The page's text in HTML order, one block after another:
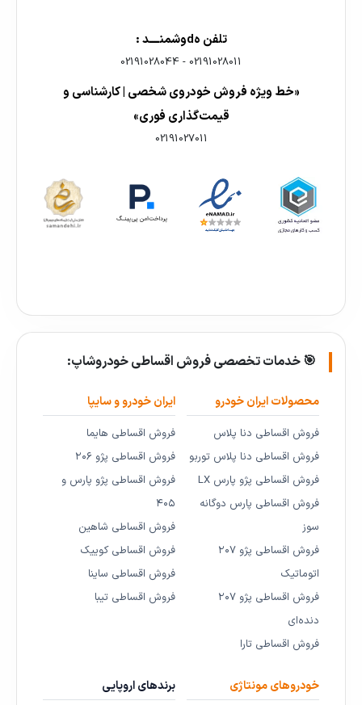
تلفن هdوشمنــــد :
02191028011
-
02191028044
«خط ویژه فروش خودروی شخصی | کارشناسی و
قیمت‌گذاری فوری»
02191027011
🎯 خدمات تخصصی فروش اقساطی خودروشاپ:
محصولات ایران خودرو
فروش اقساطی دنا پلاس
فروش اقساطی دنا پلاس توربو
فروش اقساطی پژو پارس LX
فروش اقساطی پارس دوگانه
سوز
فروش اقساطی پژو ۲۰۷
اتوماتیک
فروش اقساطی پژو ۲۰۷
دنده‌ای
فروش اقساطی تارا
ایران خودرو و سایپا
فروش اقساطی هایما
فروش اقساطی پژو ۲۰۶
فروش اقساطی پژو پارس و
۴۰۵
فروش اقساطی شاهین
فروش اقساطی کوییک
فروش اقساطی ساینا
فروش اقساطی تیبا
خودروهای مونتاژی برندهای اروپایی